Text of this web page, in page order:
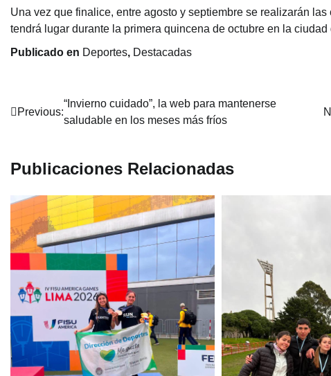
Una vez que finalice, entre agosto y septiembre se realizarán
tendrá lugar durante la primera quincena de octubre en la ciudad
Publicado en Deportes, Destacadas
Navegación
Previous:
“Invierno cuidado”, la web para mantenerse
saludable en los meses más fríos
Publicaciones Relacionadas